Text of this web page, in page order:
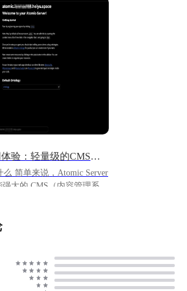
AtomicServer 使用体验：轻量级的CMS工具
大的 CMS（内容管理系
协作） - 有强大的表格编
#/shop/detail/cloud.laz